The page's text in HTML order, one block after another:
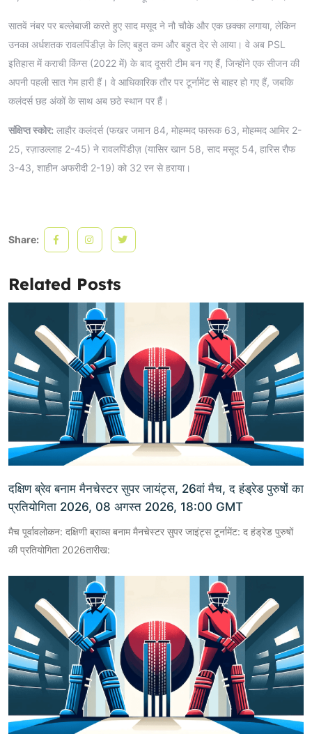
सातवें नंबर पर बल्लेबाजी करते हुए साद मसूद ने नौ चौके और एक छक्का लगाया, लेकिन
उनका अर्धशतक रावलपिंडीज़ के लिए बहुत कम और बहुत देर से आया। वे अब PSL
इतिहास में कराची किंग्स (2022 में) के बाद दूसरी टीम बन गए हैं, जिन्होंने एक सीजन की
अपनी पहली सात गेम हारी हैं। वे आधिकारिक तौर पर टूर्नामेंट से बाहर हो गए हैं, जबकि
कलंदर्स छह अंकों के साथ अब छठे स्थान पर हैं।
संक्षिप्त स्कोर: लाहौर कलंदर्स (फखर जमान 84, मोहम्मद फारूक 63, मोहम्मद आमिर 2-
25, रज़ाउल्लाह 2-45) ने रावलपिंडीज़ (यासिर खान 58, साद मसूद 54, हारिस रौफ
3-43, शाहीन अफरीदी 2-19) को 32 रन से हराया।
Share:
Related Posts
दक्षिण ब्रेव बनाम मैनचेस्टर सुपर जायंट्स, 26वां मैच, द हंड्रेड पुरुषों का
प्रतियोगिता 2026, 08 अगस्त 2026, 18:00 GMT
मैच पूर्वावलोकन: दक्षिणी ब्राव्स बनाम मैनचेस्टर सुपर जाइंट्स टूर्नामेंट: द हंड्रेड पुरुषों
की प्रतियोगिता 2026तारीख: